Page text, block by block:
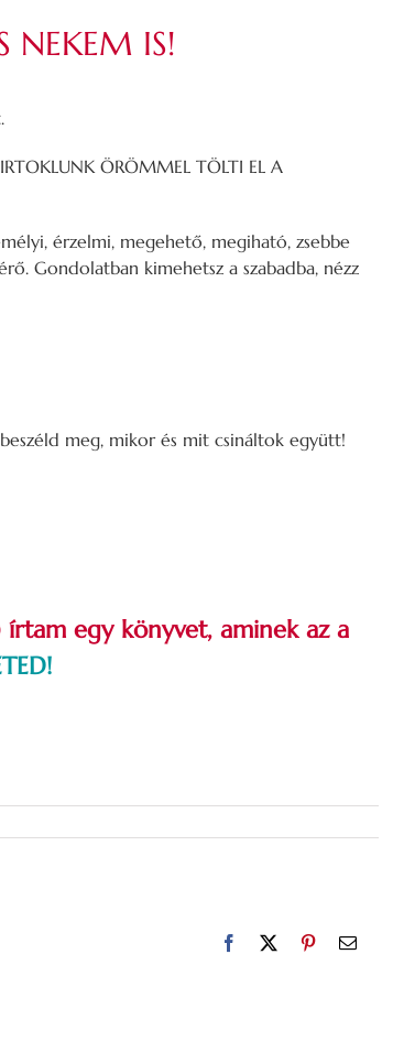
NEKEM IS!
ÖRÖMMEL TÖLTI EL A
érzelmi, megehető, megiható, zsebbe
Gondolatban kimehetsz a szabadba, nézz
meg, mikor és mit csináltok együtt!
írtam egy könyvet, aminek az a
Facebook PinterestEmail: